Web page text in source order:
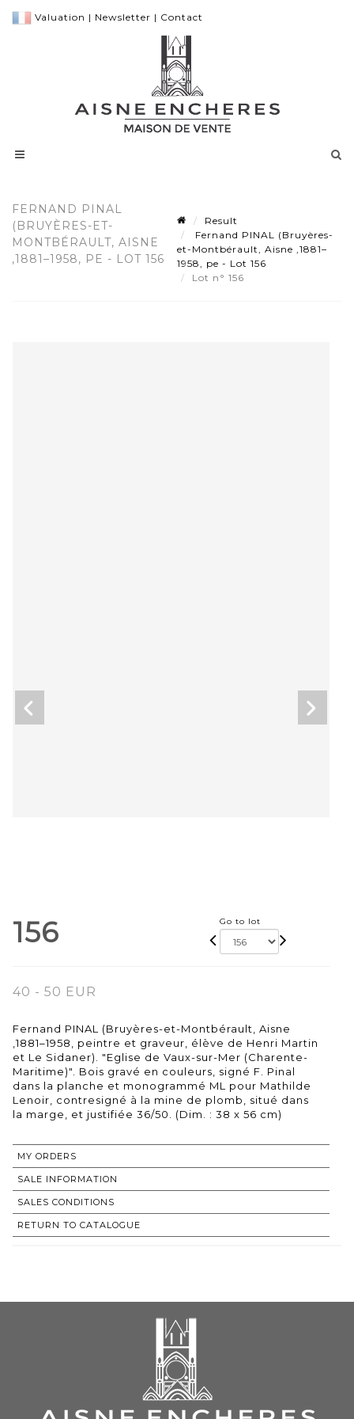
Valuation | Newsletter | Contact
FERNAND PINAL
(BRUYÈRES-ET-
MONTBÉRAULT, AISNE
,1881–1958, PE - LOT 156
Result
Fernand PINAL (Bruyères-
et-Montbérault, Aisne ,1881–
1958, pe - Lot 156
Lot n° 156
156 Go to lot
40 - 50 EUR
Fernand PINAL (Bruyères-et-Montbérault, Aisne
,1881–1958, peintre et graveur, élève de Henri Martin
et Le Sidaner). "Eglise de Vaux-sur-Mer (Charente-
Maritime)". Bois gravé en couleurs, signé F. Pinal
dans la planche et monogrammé ML pour Mathilde
Lenoir, contresigné à la mine de plomb, situé dans
la marge, et justifiée 36/50. (Dim. : 38 x 56 cm)
MY ORDERS
SALE INFORMATION
SALES CONDITIONS
RETURN TO CATALOGUE